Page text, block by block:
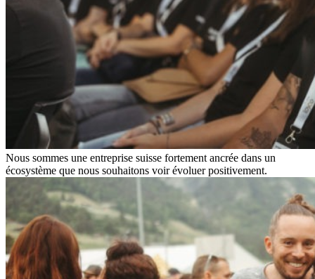
Nous sommes une entreprise suisse fortement ancrée dans un
écosystème que nous souhaitons voir évoluer positivement.